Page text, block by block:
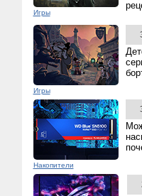
Игры
Игры
Накопители